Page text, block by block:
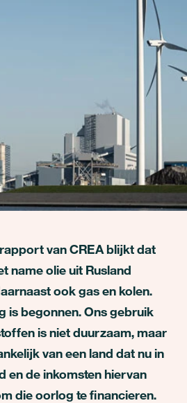
van CREA blijkt dat
name olie uit Rusland
ook gas en kolen.
is begonnen. Ons gebruik
is niet duurzaam, maar
van een land dat nu in
en de inkomsten hiervan
die oorlog te financieren.